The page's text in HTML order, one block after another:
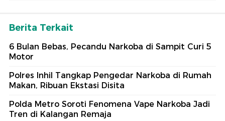
Berita Terkait
6 Bulan Bebas, Pecandu Narkoba di Sampit Curi 5
Motor
Polres Inhil Tangkap Pengedar Narkoba di Rumah
Makan, Ribuan Ekstasi Disita
Polda Metro Soroti Fenomena Vape Narkoba Jadi
Tren di Kalangan Remaja